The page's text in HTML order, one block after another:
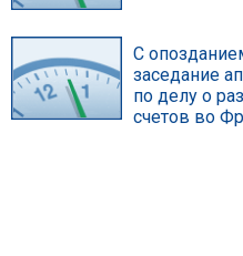
С
заседание
по делу о
счетов во